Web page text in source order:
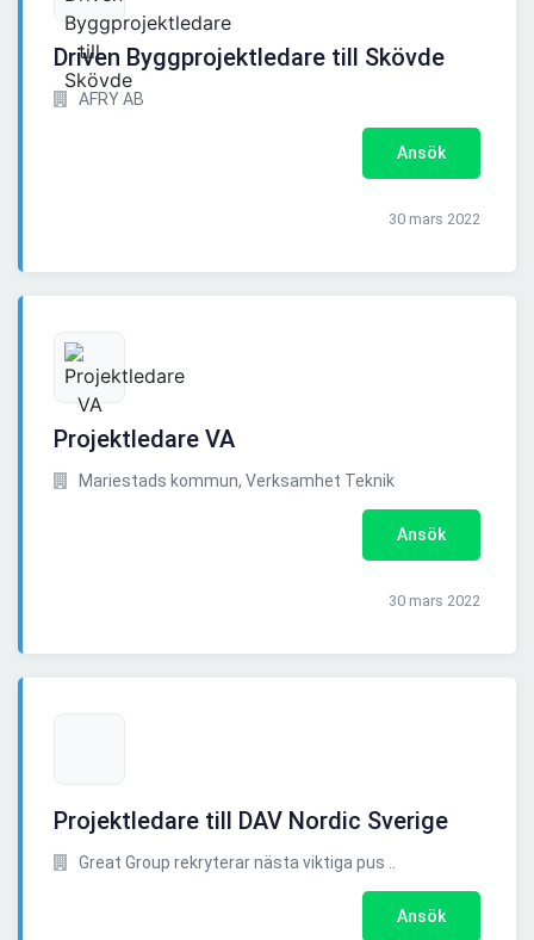
Driven Byggprojektledare till Skövde
AFRY AB
Ansök
30 mars 2022
Projektledare VA
Mariestads kommun, Verksamhet Teknik
Ansök
30 mars 2022
Projektledare till DAV Nordic Sverige
Great Group rekryterar nästa viktiga pus ..
Ansök